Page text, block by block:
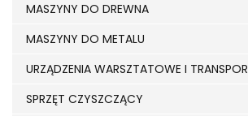
MASZYNY DO DREWNA
MASZYNY DO METALU
URZĄDZENIA WARSZTATOWE I
SPRZĘT CZYSZCZĄCY